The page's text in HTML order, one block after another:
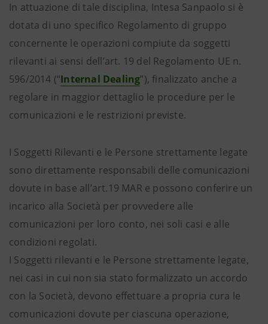
In attuazione di tale disciplina, Intesa Sanpaolo si è
dotata di uno specifico Regolamento di gruppo
concernente le operazioni compiute da soggetti
rilevanti ai sensi dell’art. 19 del Regolamento UE n.
596/2014 (“Internal Dealing”), finalizzato anche a
regolare in maggior dettaglio le procedure per le
comunicazioni e le restrizioni previste.
I Soggetti Rilevanti e le Persone strettamente legate
sono direttamente responsabili delle comunicazioni
dovute in base all’art.19 MAR e possono conferire un
incarico alla Società per provvedere alle
comunicazioni per loro conto, nei soli casi e alle
condizioni regolati.
I Soggetti rilevanti e le Persone strettamente legate,
nei casi in cui non sia stato formalizzato un accordo
con la Società, devono effettuare a propria cura le
comunicazioni dovute per ciascuna operazione,